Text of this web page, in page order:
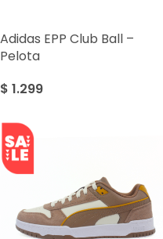
Adidas EPP Club Ball –
Pelota
$ 1.299